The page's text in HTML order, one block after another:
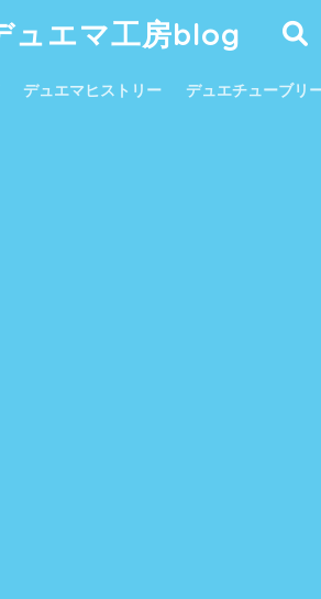
エマ工房blog
デュエマヒストリー デュエチューブリ